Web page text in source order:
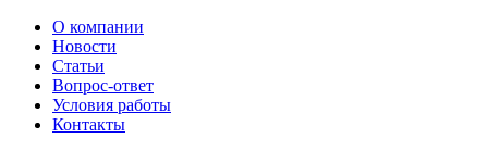
О компании
Новости
Статьи
Вопрос-ответ
Условия работы
Контакты